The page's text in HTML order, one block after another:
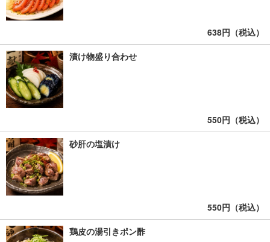
638円（税込）
漬け物盛り合わせ
550円（税込）
砂肝の塩漬け
550円（税込）
鶏皮の湯引きポン酢